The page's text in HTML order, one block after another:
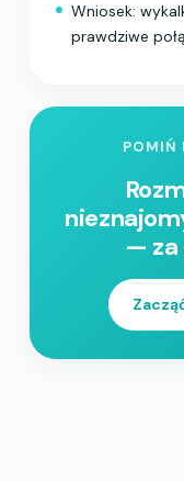
Wniosek:
prawdziwe
POMIŃ
— za